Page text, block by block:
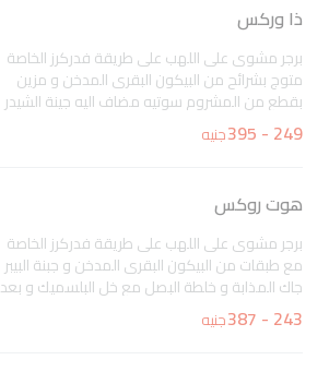
ذا وركس
برجر مشوى على اللهب على طريقة فدركرز الخاصة
متوج بشرائح من البيكون البقرى المدخن و مزين
بقطع من المشروم سوتيه مضاف اليه جينة الشيدر
الذائبة، نضعه فوق شرائح الخس و الطماطم فى خبز
طازج تصلك مع صلصة شيبوتلى المايونيز
249 - 395 جنيه
هوت روكس
برجر مشوى على اللهب على طريقة فدركرز الخاصة
مع طبقات من البيكون البقرى المدخن و جبنة البيبر
جاك المذابة و خلطة البصل مع خل البلسميك و بعد
ان نسكب عليه صلصة الرانش الكريمي نضعه على
شرائح من الخس و الطماطم و نقدمه مصحوبا
243 - 387 جنيه